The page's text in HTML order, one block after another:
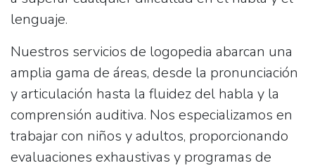
lenguaje.
Nuestros servicios de logopedia abarcan una
amplia gama de áreas, desde la pronunciación
y articulación hasta la fluidez del habla y la
comprensión auditiva. Nos especializamos en
trabajar con niños y adultos, proporcionando
evaluaciones exhaustivas y programas de